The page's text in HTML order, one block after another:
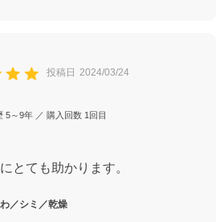
投稿日 2024/03/24
5～9年 ／ 購入回数 1回目
とても助かります。
／シミ／乾燥